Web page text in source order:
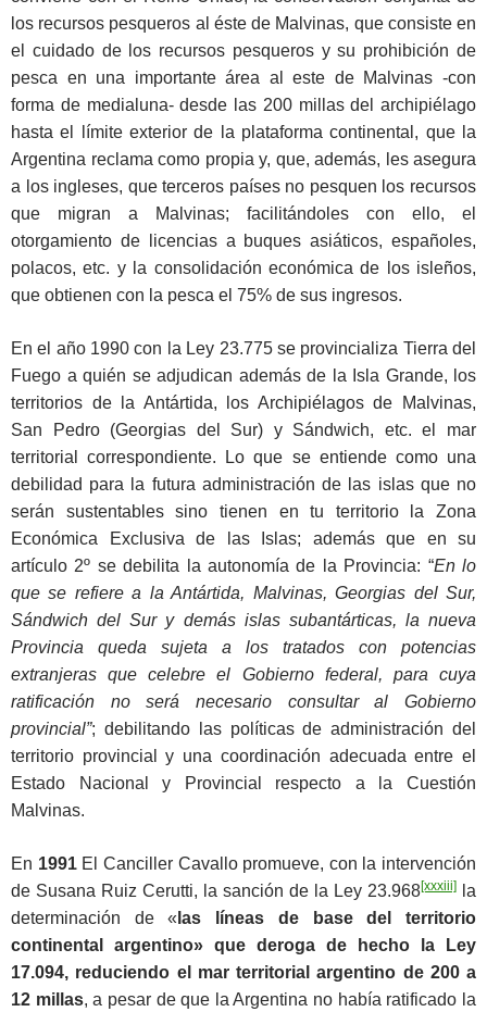
los recursos pesqueros al éste de Malvinas, que consiste en
el cuidado de los recursos pesqueros y su prohibición de
pesca en una importante área al este de Malvinas -con
forma de medialuna- desde las 200 millas del archipiélago
hasta el límite exterior de la plataforma continental, que la
Argentina reclama como propia y, que, además, les asegura
a los ingleses, que terceros países no pesquen los recursos
que migran a Malvinas; facilitándoles con ello, el
otorgamiento de licencias a buques asiáticos, españoles,
polacos, etc. y la consolidación económica de los isleños,
que obtienen con la pesca el 75% de sus ingresos.
En el año 1990 con la Ley 23.775 se provincializa Tierra del
Fuego a quién se adjudican además de la Isla Grande, los
territorios de la Antártida, los Archipiélagos de Malvinas,
San Pedro (Georgias del Sur) y Sándwich, etc. el mar
territorial correspondiente. Lo que se entiende como una
debilidad para la futura administración de las islas que no
serán sustentables sino tienen en tu territorio la Zona
Económica Exclusiva de las Islas; además que en su
artículo 2º se debilita la autonomía de la Provincia: “En lo
que se refiere a la Antártida, Malvinas, Georgias del Sur,
Sándwich del Sur y demás islas subantárticas, la nueva
Provincia queda sujeta a los tratados con potencias
extranjeras que celebre el Gobierno federal, para cuya
ratificación no será necesario consultar al Gobierno
provincial”; debilitando las políticas de administración del
territorio provincial y una coordinación adecuada entre el
Estado Nacional y Provincial respecto a la Cuestión
Malvinas.
En 1991El Canciller Cavallo promueve, con la intervención
de Susana Ruiz Cerutti, la sanción de la Ley 23.968[xxxiii]
la
determinación de « las líneas de base del territorio
continental argentino» que deroga de hecho la Ley
17.094, reduciendo el mar territorial argentino de 200 a
12 millas, a pesar de que la Argentina no había ratificado la